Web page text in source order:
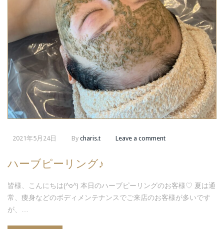
2021年5月24日 By charis.t Leave a comment
ハーブピーリング♪
皆様、こんにちは(^o^) 本日のハーブピーリングのお客様♡ 夏は通
常、痩身などのボディメンテナンスでご来店のお客様が多いです
が、…